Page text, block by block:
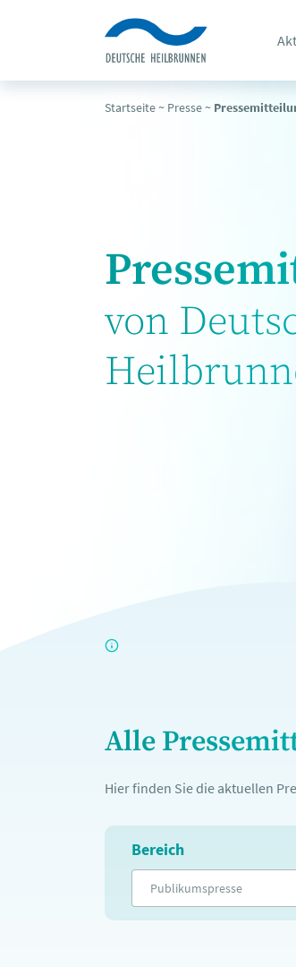
Startseite~ Presse~
von
Alle
Hier finden Sie die aktuellen
Bereich
Publikumspresse